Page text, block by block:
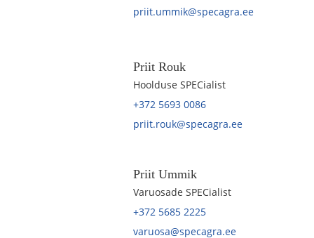
priit.ummik@specagra.ee
Priit Rouk
Hoolduse SPECialist
+372 5693 0086
priit.rouk@specagra.ee
Priit Ummik
Varuosade SPECialist
+372 5685 2225
varuosa@specagra.ee